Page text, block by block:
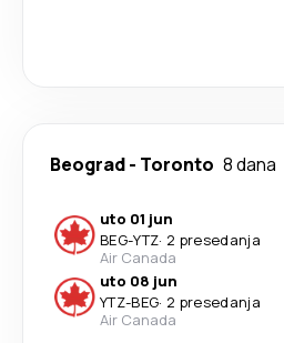
Beograd- Toronto 8 dana
uto 01 jun
BEG-YTZ· 2 presedanja
Air Canada
uto 08 jun
YTZ-BEG· 2 presedanja
Air Canada